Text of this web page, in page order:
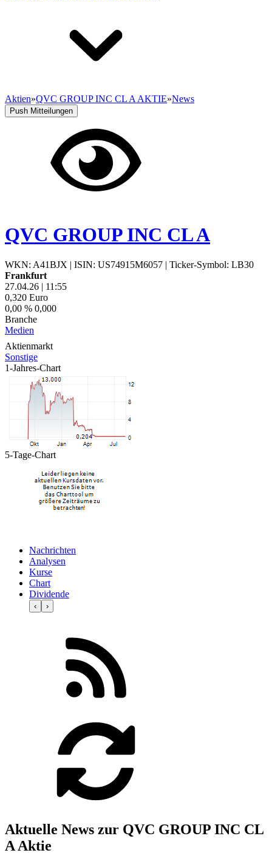
Aktien»QVC GROUP INC CL A AKTIE»News
Push Mitteilungen
QVC GROUP INC CL A
WKN: A41BJX | ISIN: US74915M6057 | Ticker-Symbol: LB30
Frankfurt
27.04.26 | 11:55
0,320 Euro
0,00 % 0,000
Branche
Medien
Aktienmarkt
Sonstige
1-Jahres-Chart
5-Tage-Chart
Nachrichten
Analysen
Kurse
Chart
Dividende
‹ ›
Aktuelle News zur QVC GROUP INC CL
A Aktie